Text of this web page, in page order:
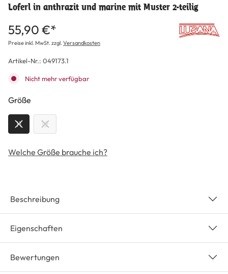
Loferl in anthrazit und marine mit Muster 2-teilig
55,90 €*
Preise inkl. MwSt. zzgl.Versandkosten
Artikel-Nr.: 049173.1
Nicht mehr verfügbar
Größe
11 12
Welche Größe brauche ich?
Beschreibung
Eigenschaften
Bewertungen